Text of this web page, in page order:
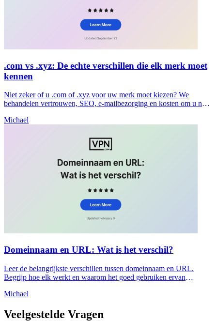
.com vs .xyz: De echte verschillen die elk merk moet
kennen
Niet zeker of u .com of .xyz voor uw merk moet kiezen? We
behandelen vertrouwen, SEO, e-mailbezorging en kosten om u nu
Michael
Domeinnaam en URL: Wat is het verschil?
Leer de belangrijkste verschillen tussen domeinnaam en URL.
Begrijp hoe elk werkt en waarom het goed gebruiken ervan
Michael
Veelgestelde Vragen